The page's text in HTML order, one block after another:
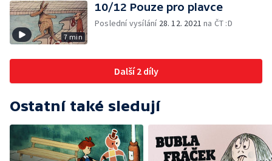
7 min
10/12 Pouze pro plavce
Poslední vysílání 28. 12. 2021 na ČT :D
Další 2 díly
Ostatní také sledují